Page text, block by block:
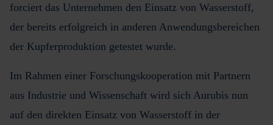
forciert das Unternehmen den Einsatz von Wasserstoff,
der bereits erfolgreich in anderen Anwendungsbereichen
der Kupferproduktion getestet wurde.
Im Rahmen einer Forschungskooperation mit Partnern
aus Industrie und Wissenschaft wird sich Aurubis nun
auf den direkten Einsatz von Wasserstoff in der